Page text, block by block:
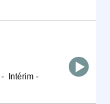
- Intérim -